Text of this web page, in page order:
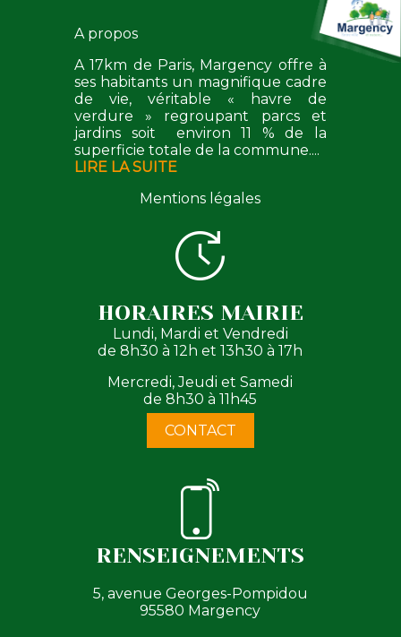
A propos
A 17km de Paris, Margency offre à
ses habitants un magnifique cadre
de vie, véritable « havre de
verdure » regroupant parcs et
jardins soit environ 11 % de la
superficie totale de la commune....
LIRE LA SUITE
Mentions légales
HORAIRES MAIRIE
Lundi, Mardi et Vendredi
de 8h30 à 12h et 13h30 à 17h
Mercredi, Jeudi et Samedi
de 8h30 à 11h45
CONTACT
RENSEIGNEMENTS
5, avenue Georges-Pompidou
95580 Margency